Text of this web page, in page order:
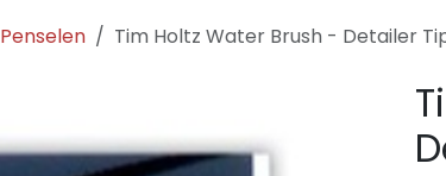
Penselen Tim Holtz Water Brush - Detailer